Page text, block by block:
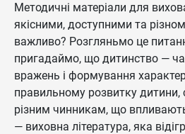
Методичні матеріали для
якісними, доступними та
важливо? Розгляньмо це
пригадаймо, що дитинство —
вражень і формування
правильному розвитку дитини,
різним чинникам, що
— виховна література, яка